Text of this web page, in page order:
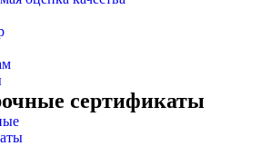
сертификаты